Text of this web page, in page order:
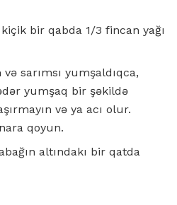
bir qabda 1/3 fincan yağı
sarımsı yumşaldıqca,
yumşaq bir şəkildə
və ya acı olur.
qoyun.
altındakı bir qatda